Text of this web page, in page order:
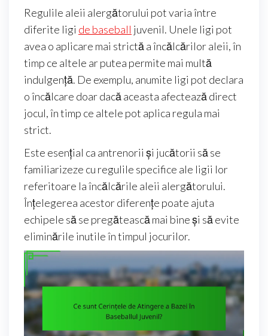
Regulile aleii alergătorului pot varia între
diferite ligi de baseball juvenil. Unele ligi pot
avea o aplicare mai strictă a încălcărilor aleii, în
timp ce altele ar putea permite mai multă
indulgență. De exemplu, anumite ligi pot declara
o încălcare doar dacă aceasta afectează direct
jocul, în timp ce altele pot aplica regula mai
strict.
Este esențial ca antrenorii și jucătorii să se
familiarizeze cu regulile specifice ale ligii lor
referitoare la încălcările aleii alergătorului.
Înțelegerea acestor diferențe poate ajuta
echipele să se pregătească mai bine și să evite
eliminările inutile în timpul jocurilor.